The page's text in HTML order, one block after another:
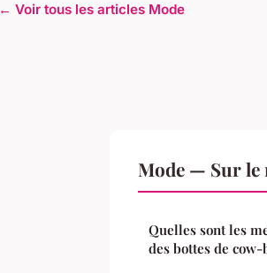
← Voir tous les articles Mode
Mode — Sur le
Quelles sont les
des bottes de